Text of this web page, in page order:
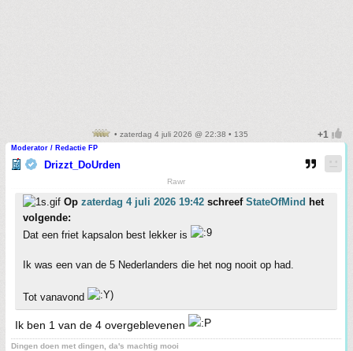
• zaterdag 4 juli 2026 @ 22:38 • 135
Moderator / Redactie FP
Drizzt_DoUrden
Rawr
Op zaterdag 4 juli 2026 19:42 schreef StateOfMind het
volgende:
Dat een friet kapsalon best lekker is
Ik was een van de 5 Nederlanders die het nog nooit op had.
Tot vanavond
Ik ben 1 van de 4 overgeblevenen
Dingen doen met dingen, da's machtig mooi